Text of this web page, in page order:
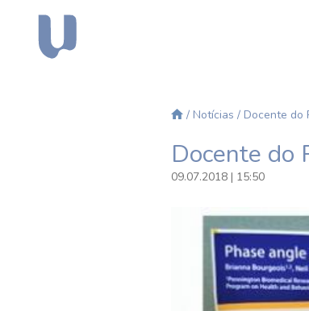
/ Notícias / Docente do
Docente do
09.07.2018 | 15:50